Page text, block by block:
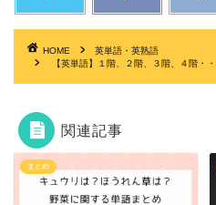
HOME
英単語・英熟語
【英単語】１階、２階、３階、４階・
関連記事
まとめ